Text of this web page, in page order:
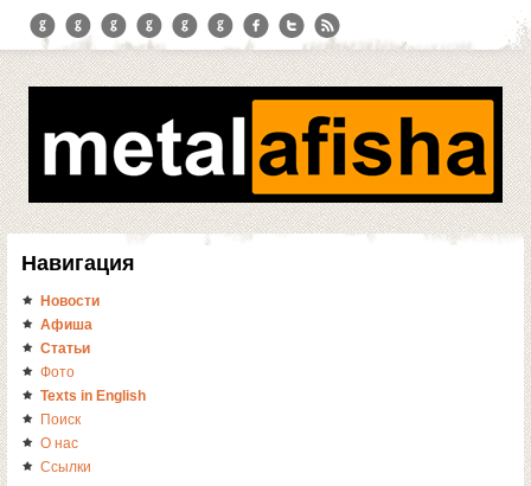
Навигация
Новости
Афиша
Статьи
Фото
Texts in English
Поиск
О нас
Ссылки